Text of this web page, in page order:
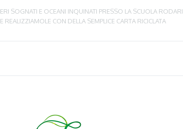
SOGNATI E OCEANI INQUINATI PRESSO LA SCUOLA RODARI
REALIZZIAMOLE CON DELLA SEMPLICE CARTA RICICLATA